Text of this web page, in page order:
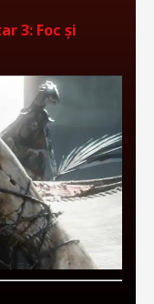
3: Foc și